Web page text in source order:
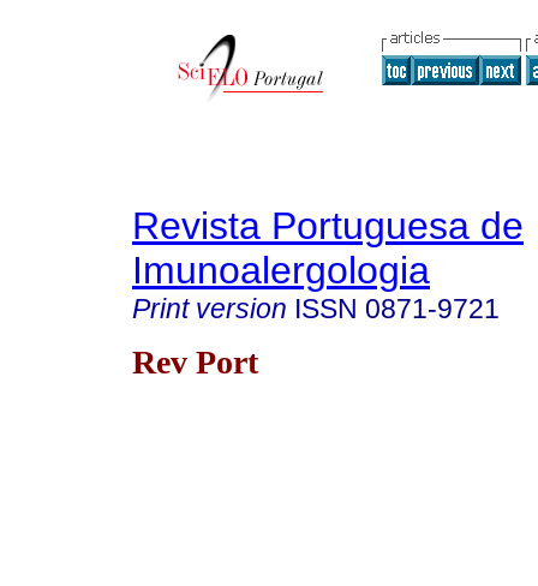
Revista Portuguesa de
Imunoalergologia
Print version ISSN 0871-9721
Rev Port